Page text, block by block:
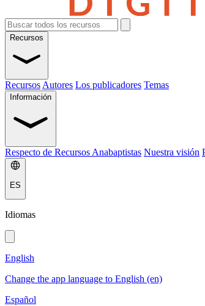
Recursos
Recursos Autores Los publicadores Temas
Información
Respecto de Recursos Anabaptistas Nuestra visión
ES
Idiomas
English
Change the app language to English (en)
Español